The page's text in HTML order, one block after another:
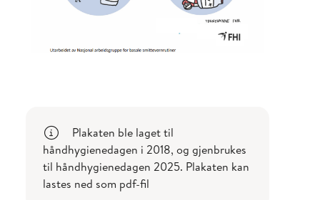
Plakaten ble laget til
håndhygienedagen i 2018, og gjenbrukes
til håndhygienedagen 2025. Plakaten kan
lastes ned som pdf-fil